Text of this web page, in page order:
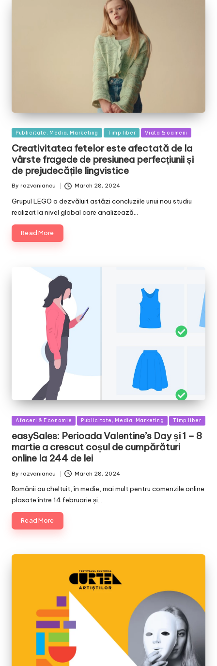
Posted
Publicitate, Media, Marketing Timp liber Viata & oameni
Creativitatea fetelor este afectată de la
vârste fragede de presiunea perfecțiunii și
de prejudecățile lingvistice
Posted
By razvaniancu March 28, 2024
Grupul LEGO a dezvăluit astăzi concluziile unui nou studiu
realizat la nivel global care analizează…
Read More
Posted
Afaceri & Economie Publicitate, Media, Marketing Timp liber
easySales: Perioada Valentine’s Day și 1 – 8
martie a crescut coșul de cumpărături
online la 244 de lei
Posted
By razvaniancu March 28, 2024
Românii au cheltuit, în medie, mai mult pentru comenzile online
plasate între 14 februarie și…
Read More